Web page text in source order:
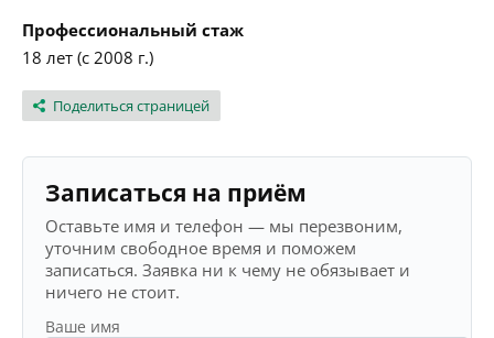
Профессиональный стаж
18 лет (с 2008 г.)
Поделиться страницей
Записаться на приём
Оставьте имя и телефон — мы перезвоним,
уточним свободное время и поможем
записаться. Заявка ни к чему не обязывает и
ничего не стоит.
Ваше имя